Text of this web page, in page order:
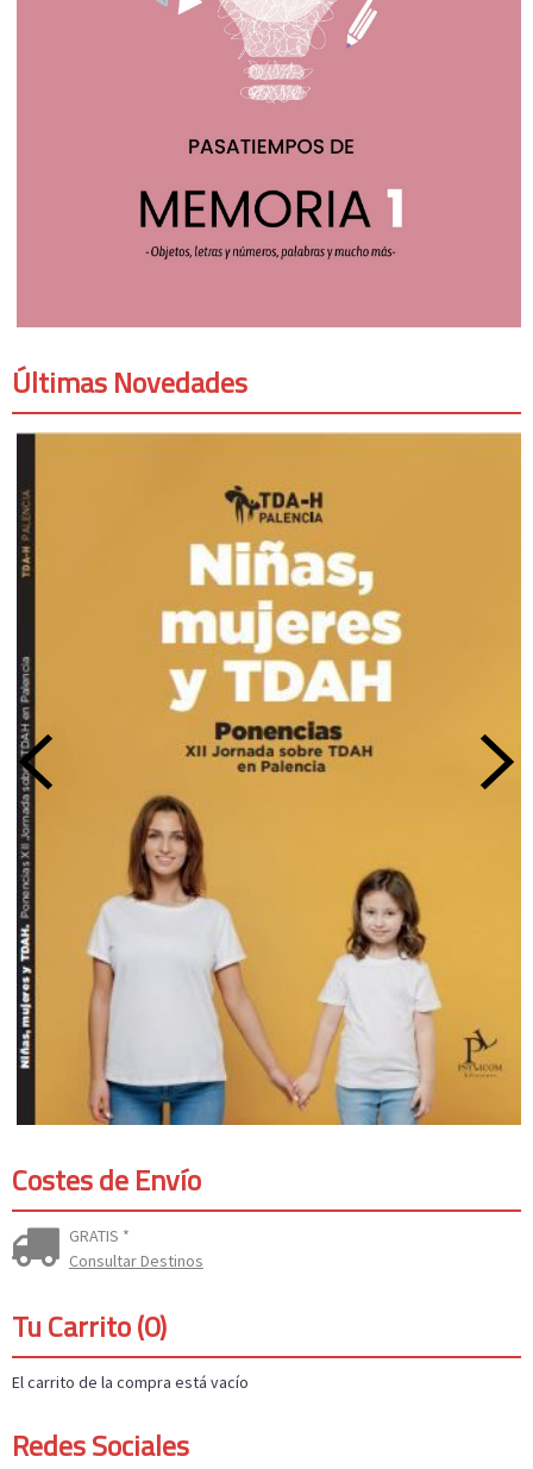
Últimas Novedades
Costes de Envío
GRATIS *
Consultar Destinos
Tu Carrito (0)
El carrito de la compra está vacío
Redes Sociales